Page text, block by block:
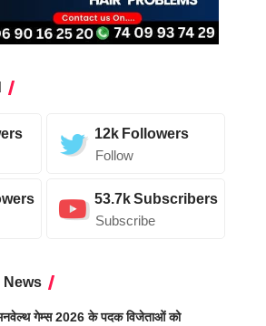
12k Followers
Follow
53.7kSubscribers
Subscribe
News
गेम्स 2026 के पदक विजेताओं को